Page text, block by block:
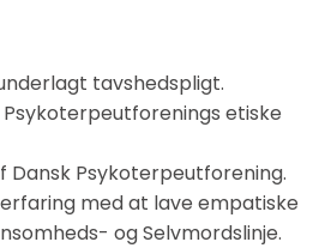
tavshedspligt.
etiske
Dansk Psykoterpeutforening.
med at lave empatiske
og Selvmordslinje.